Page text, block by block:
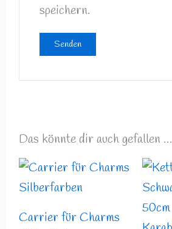
speichern.
Das könnte dir auch gefallen …
Carrier für Charms